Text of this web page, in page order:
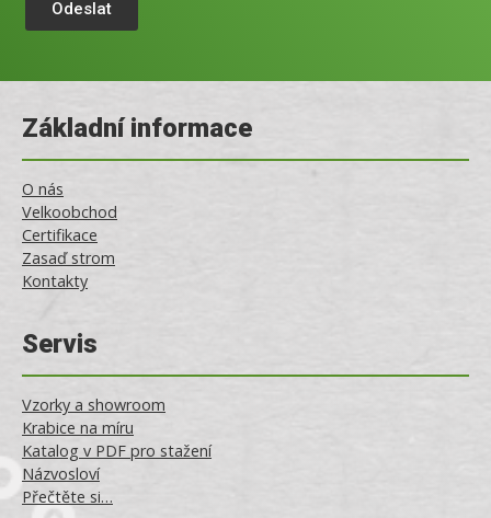
Odeslat
Základní informace
O nás
Velkoobchod
Certifikace
Zasaď strom
Kontakty
Servis
Vzorky a showroom
Krabice na míru
Katalog v PDF pro stažení
Názvosloví
Přečtěte si…